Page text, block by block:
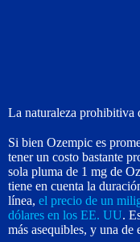
La naturaleza prohibitiva
Si bien Ozempic es
tener un costo bastante
sola pluma de 1 mg de
tiene en cuenta la
línea, el precio de un
dólares en los EE. UU.
más asequibles, y una de